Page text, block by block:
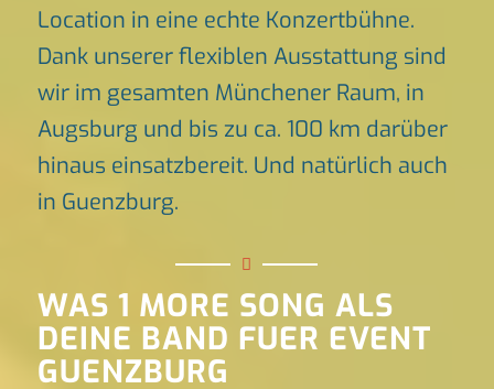
Location in eine echte Konzertbühne.
Dank unserer flexiblen Ausstattung sind
wir im gesamten Münchener Raum, in
Augsburg und bis zu ca. 100 km darüber
hinaus einsatzbereit. Und natürlich auch
in Guenzburg.
WAS 1 MORE SONG ALS
DEINE BAND FUER EVENT
GUENZBURG